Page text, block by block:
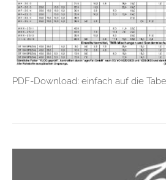
PDF-Download: einfach auf die